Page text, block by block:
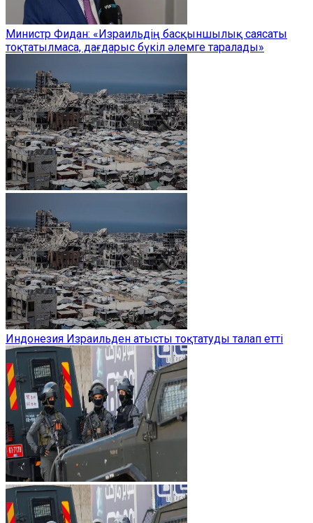
Министр Фидан: «Израильдің басқыншылық саясаты
тоқтатылмаса, дағдарыс бүкіл әлемге таралады»
Индонезия Израильден атысты тоқтатуды талап етті